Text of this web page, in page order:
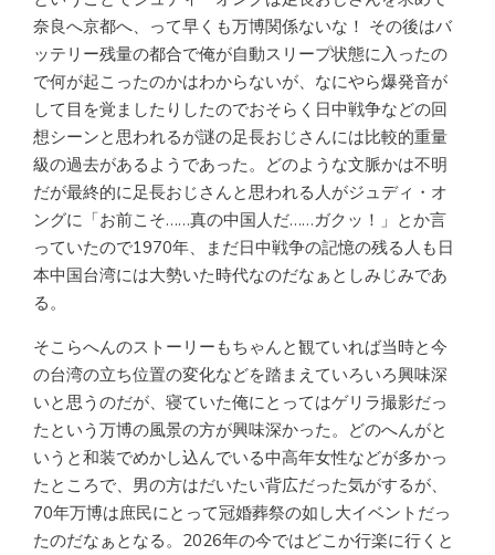
奈良へ京都へ、って早くも万博関係ないな！ その後はバ
ッテリー残量の都合で俺が自動スリープ状態に入ったの
で何が起こったのかはわからないが、なにやら爆発音が
して目を覚ましたりしたのでおそらく日中戦争などの回
想シーンと思われるが謎の足長おじさんには比較的重量
級の過去があるようであった。どのような文脈かは不明
だが最終的に足長おじさんと思われる人がジュディ・オ
ングに「お前こそ……真の中国人だ……ガクッ！」とか言
っていたので1970年、まだ日中戦争の記憶の残る人も日
本中国台湾には大勢いた時代なのだなぁとしみじみであ
る。
そこらへんのストーリーもちゃんと観ていれば当時と今
の台湾の立ち位置の変化などを踏まえていろいろ興味深
いと思うのだが、寝ていた俺にとってはゲリラ撮影だっ
たという万博の風景の方が興味深かった。どのへんがと
いうと和装でめかし込んでいる中高年女性などが多かっ
たところで、男の方はだいたい背広だった気がするが、
70年万博は庶民にとって冠婚葬祭の如し大イベントだっ
たのだなぁとなる。2026年の今ではどこか行楽に行くと